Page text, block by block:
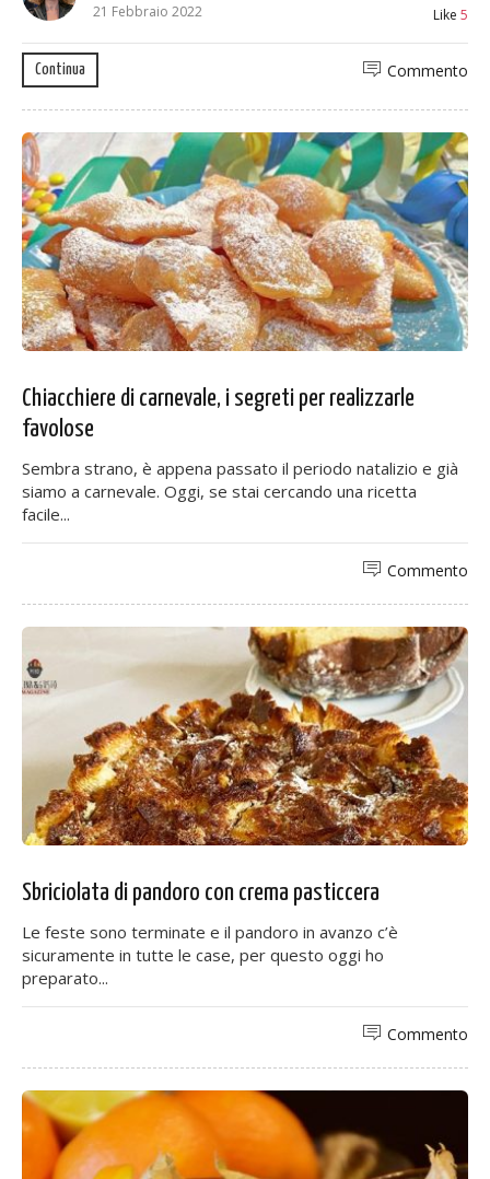
21 Febbraio 2022
Like 5
Continua Commento
Chiacchiere di carnevale, i segreti per realizzarle
favolose
Sembra strano, è appena passato il periodo natalizio e già
siamo a carnevale. Oggi, se stai cercando una ricetta
facile...
Commento
Sbriciolata di pandoro con crema pasticcera
Le feste sono terminate e il pandoro in avanzo c’è
sicuramente in tutte le case, per questo oggi ho
preparato...
Commento